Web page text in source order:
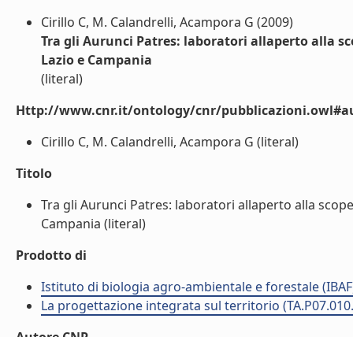
Cirillo C, M. Calandrelli, Acampora G (2009)
Tra gli Aurunci Patres: laboratori allaperto alla
Lazio e Campania
(literal)
Http://www.cnr.it/ontology/cnr/
Cirillo C, M. Calandrelli, Acampora G (literal)
Titolo
Tra gli Aurunci Patres: laboratori allaperto alla
Campania (literal)
Prodotto di
Istituto di biologia agro-ambientale e forestale
La progettazione integrata sul territorio